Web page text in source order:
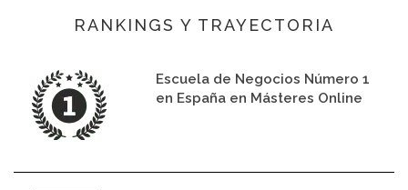
RANKINGS Y TRAYECTORIA
Escuela de Negocios Número 1
en España en Másteres Online